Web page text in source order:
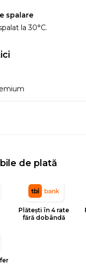
spalare
la 30°C.
de plată
Plătești în 4 rate
fără dobândă